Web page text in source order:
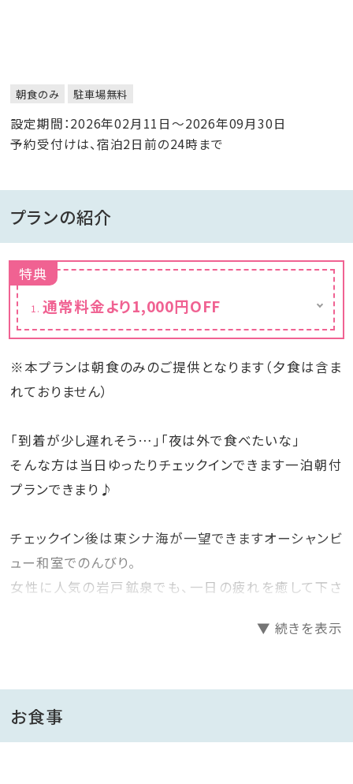
朝食のみ 駐車場無料
設定期間：2026年02月11日～2026年09月30日
予約受付けは、宿泊2日前の24時まで
プランの紹介
特典
通常料金より1,000円OFF
カレンダーは割引後の料金を表示しておりま
す。
※本プランは朝食のみのご提供となります（夕食は含ま
れておりません）
「到着が少し遅れそう…」「夜は外で食べたいな」
そんな方は当日ゆったりチェックインできます一泊朝付
プランできまり♪
チェックイン後は東シナ海が一望できますオーシャンビ
ュー和室でのんびり。
女性に人気の岩戸鉱泉でも、一日の疲れを癒して下さ
朝もしっかり出来たてを♪
美味しい和定食で残りのご旅行もしっかりと楽しんで下
▼ 続きを表示
お食事